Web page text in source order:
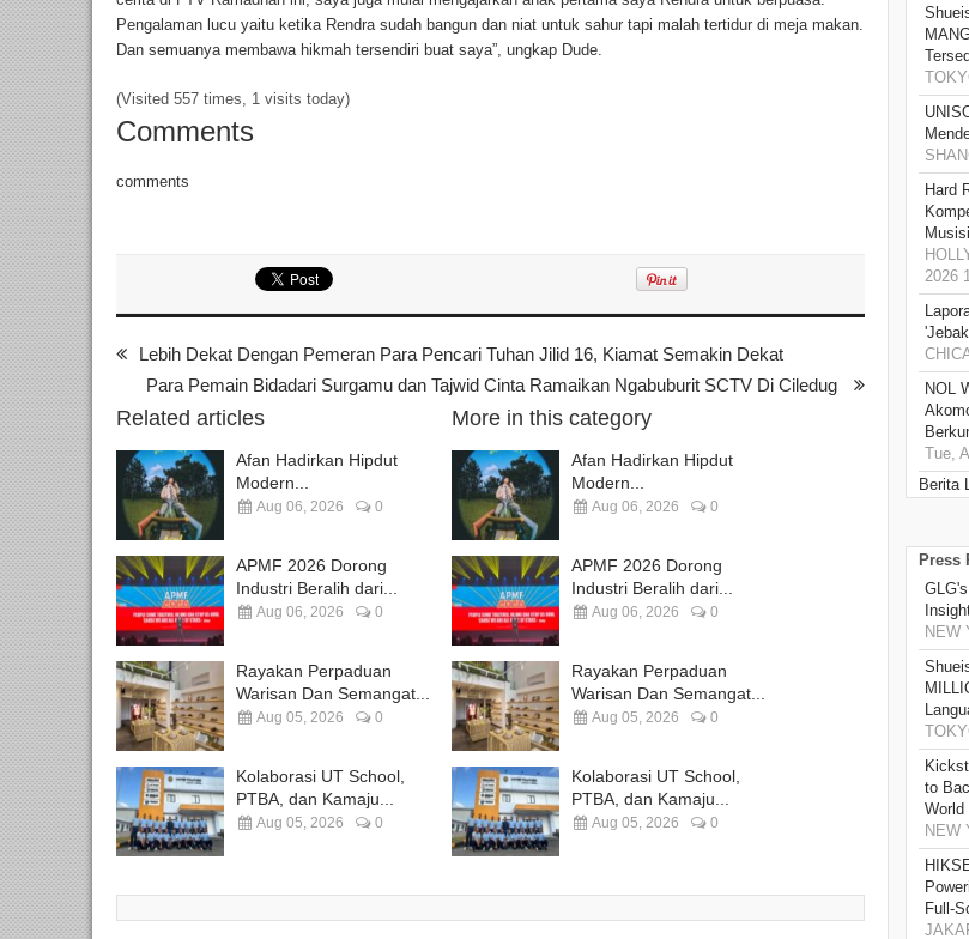
Pengalaman lucu yaitu ketika Rendra sudah bangun dan niat untuk sahur tapi malah tertidur di meja makan.
Dan semuanya membawa hikmah tersendiri buat saya”, ungkap Dude.
(Visited 557 times, 1 visits today)
Comments
comments
Lebih Dekat Dengan Pemeran Para Pencari Tuhan Jilid 16, Kiamat Semakin Dekat
Para Pemain Bidadari Surgamu dan Tajwid Cinta Ramaikan Ngabuburit SCTV Di Ciledug
Related articles
Afan Hadirkan Hipdut
Modern...
Aug 06, 2026 0
APMF 2026 Dorong
Industri Beralih dari...
Aug 06, 2026 0
Rayakan Perpaduan
Warisan Dan Semangat...
Aug 05, 2026 0
Kolaborasi UT School,
PTBA, dan Kamaju...
Aug 05, 2026 0
More in this category
Afan Hadirkan Hipdut
Modern...
Aug 06, 2026 0
APMF 2026 Dorong
Industri Beralih dari...
Aug 06, 2026 0
Rayakan Perpaduan
Warisan Dan Semangat...
Aug 05, 2026 0
Kolaborasi UT School,
PTBA, dan Kamaju...
Aug 05, 2026 0
Hard
2026
NOL
Tue,
Berita
Press
NEW
to
World
NEW